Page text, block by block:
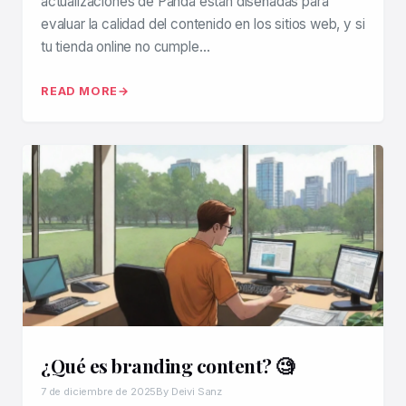
evaluar la calidad del contenido en los sitios web, y si
tu tienda online no cumple…
READ MORE
¿Qué es branding content? 🧐
7 de diciembre de 2025By Deivi Sanz